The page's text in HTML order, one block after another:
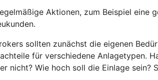
Aktionen, zum Beispiel eine
sollten zunächst die eigenen
für verschiedene Anlagetypen.
nicht? Wie hoch soll die Einlage sein?